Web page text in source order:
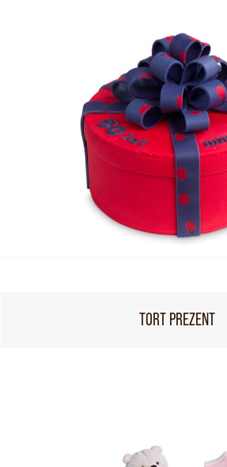
TORT PREZENT